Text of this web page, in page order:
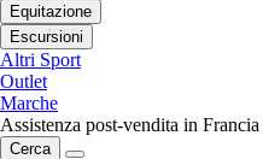
Equitazione
Escursioni
Altri Sport
Outlet
Marche
Assistenza post-vendita in Francia
Cerca